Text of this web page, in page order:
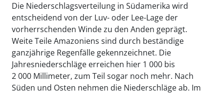
Die Niederschlagsverteilung in Südamerika wird
entscheidend von der Luv- oder Lee-Lage der
vorherrschenden Winde zu den Anden geprägt.
Weite Teile Amazoniens sind durch beständige
ganzjährige Regenfälle gekennzeichnet. Die
Jahresniederschläge erreichen hier 1 000 bis
2 000 Millimeter, zum Teil sogar noch mehr. Nach
Süden und Osten nehmen die Niederschläge ab. Im